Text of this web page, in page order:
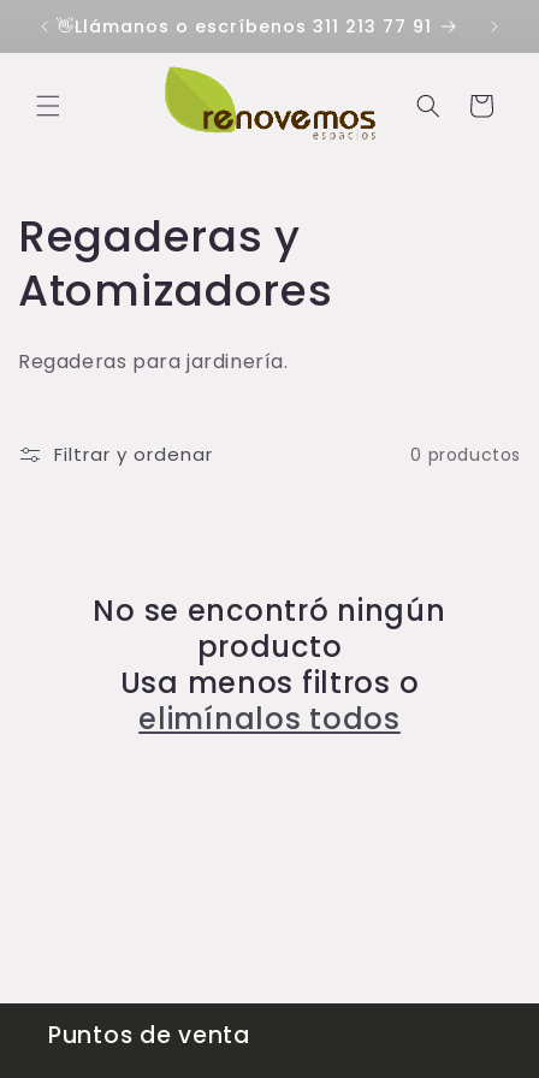
directamente
al contenido
👋Llámanos o escríbenos 311 213 77 91
Carrito
C
o
l
c
Regaderas y
Atomizadores
Regaderas para jardinería.
Filtrar y ordenar 0 productos
No se encontró ningún
producto
Usa menos filtros o
elimínalos todos
Puntos de venta